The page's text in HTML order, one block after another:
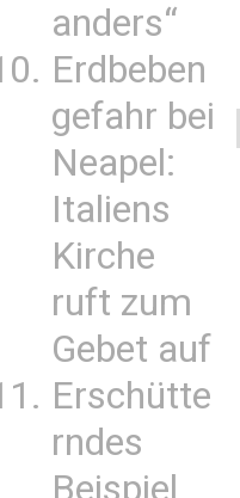
anders“
Erdbeben
gefahr bei
Neapel:
Italiens
Kirche
ruft zum
Gebet auf
Erschütte
rndes
Beispiel